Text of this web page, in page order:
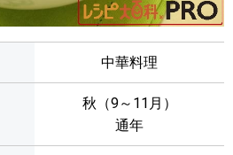
中華料理
秋（9～11月）
通年